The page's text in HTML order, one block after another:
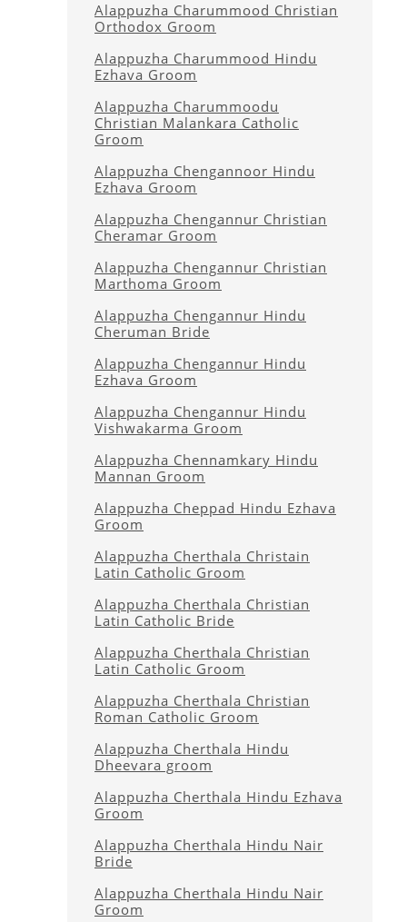
Alappuzha Charummood Christian
Orthodox Groom
Alappuzha Charummood Hindu
Ezhava Groom
Alappuzha Charummoodu
Christian Malankara Catholic
Groom
Alappuzha Chengannoor Hindu
Ezhava Groom
Alappuzha Chengannur Christian
Cheramar Groom
Alappuzha Chengannur Christian
Marthoma Groom
Alappuzha Chengannur Hindu
Cheruman Bride
Alappuzha Chengannur Hindu
Ezhava Groom
Alappuzha Chengannur Hindu
Vishwakarma Groom
Alappuzha Chennamkary Hindu
Mannan Groom
Alappuzha Cheppad Hindu Ezhava
Groom
Alappuzha Cherthala Christain
Latin Catholic Groom
Alappuzha Cherthala Christian
Latin Catholic Bride
Alappuzha Cherthala Christian
Latin Catholic Groom
Alappuzha Cherthala Christian
Roman Catholic Groom
Alappuzha Cherthala Hindu
Dheevara groom
Alappuzha Cherthala Hindu Ezhava
Groom
Alappuzha Cherthala Hindu Nair
Bride
Alappuzha Cherthala Hindu Nair
Groom